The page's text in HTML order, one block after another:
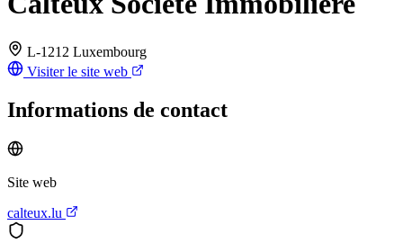
L-1212 Luxembourg
Visiter le site web
Informations de contact
Site web
calteux.lu